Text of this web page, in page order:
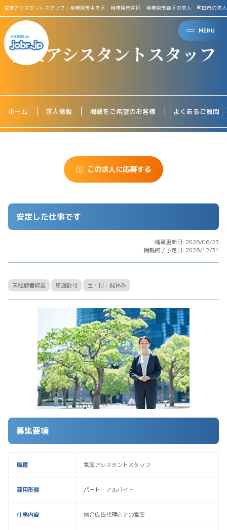
MENU
営業アシスタントスタッフ｜相模原市中央区・相模原市南区・相模原市緑区の求人・町田市の求
営業アシスタントスタッフ
ホーム 求人情報 掲載をご希望のお客様 よくあるご質問
この求人に応募する
安定した仕事です
情報更新日: 2026/06/23
掲載終了予定日: 2026/12/31
未経験者歓迎 車通勤可 土・日・祝休み
募集要項
職種 営業アシスタントスタッフ
雇用形態 パート・アルバイト
仕事内容 総合広告代理店での営業